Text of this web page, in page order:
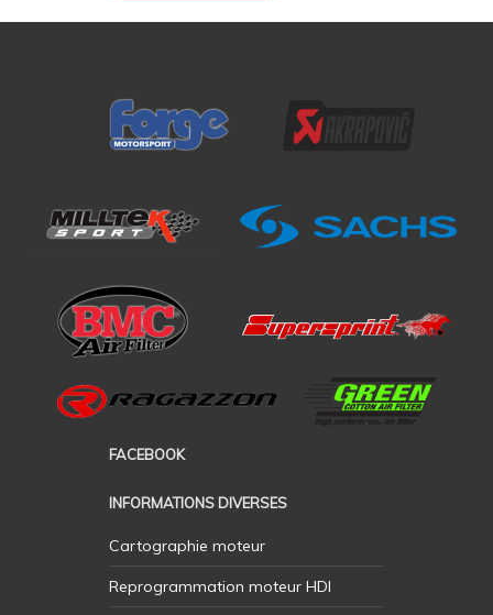
FACEBOOK
INFORMATIONS DIVERSES
Cartographie moteur
Reprogrammation moteur HDI